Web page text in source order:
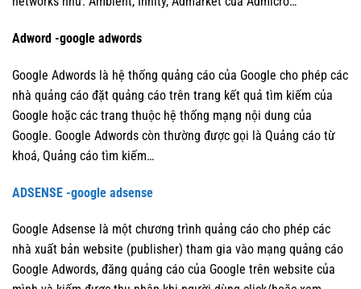
Adword -google adwords
Google Adwords là hệ thống quảng cáo của Google cho phép các
nhà quảng cáo đặt quảng cáo trên trang kết quả tìm kiếm của
Google hoặc các trang thuộc hệ thống mạng nội dung của
Google. Google Adwords còn thường được gọi là Quảng cáo từ
khoá, Quảng cáo tìm kiếm…
ADSENSE -google adsense
Google Adsense là một chương trình quảng cáo cho phép các
nhà xuất bản website (publisher) tham gia vào mạng quảng cáo
Google Adwords, đăng quảng cáo của Google trên website của